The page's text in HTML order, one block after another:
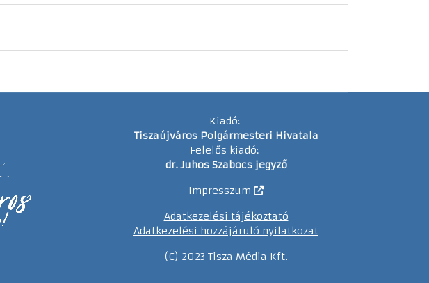
Kiadó:
Tiszaújváros Polgármesteri Hivatala
Felelős kiadó:
dr. Juhos Szabocs jegyző
Impresszum
Adatkezelési tájékoztató
Adatkezelési hozzájáruló nyilatkozat
(C) 2023 Tisza Média Kft.